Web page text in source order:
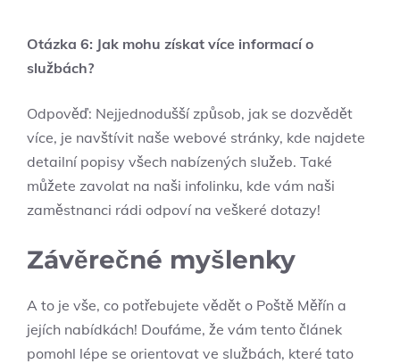
Otázka 6: Jak mohu získat více informací o
službách?
Odpověď: Nejjednodušší způsob, jak se dozvědět
více, je navštívit naše webové stránky, kde najdete
detailní popisy všech nabízených služeb. Také
můžete zavolat na naši infolinku, kde vám naši
zaměstnanci rádi odpoví na veškeré dotazy!
Závěrečné myšlenky
A to je vše, co potřebujete vědět o Poště Měřín a
jejích nabídkách! Doufáme, že vám tento článek
pomohl lépe se orientovat ve službách, které tato